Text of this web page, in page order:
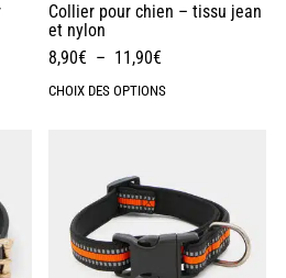
Collier pour chien – tissu jean
et nylon
8,90€ – 11,90€
CHOIX DES OPTIONS